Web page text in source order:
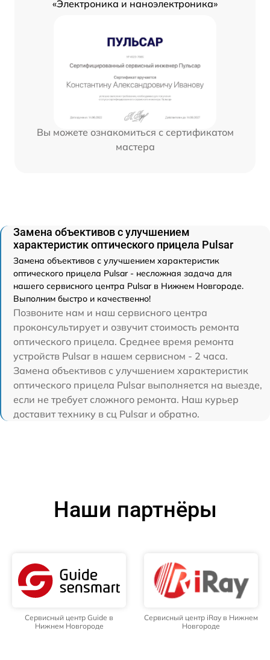
«Электроника и наноэлектроника»
Вы можете ознакомиться с сертификатом
мастера
Замена объективов с улучшением
характеристик оптического прицела Pulsar
Замена объективов с улучшением характеристик
оптического прицела Pulsar - несложная задача для
нашего сервисного центра Pulsar в Нижнем Новгороде.
Выполним быстро и качественно!
Позвоните нам и наш сервисного центра
проконсультирует и озвучит стоимость ремонта
оптического прицела. Среднее время ремонта
устройств Pulsar в нашем сервисном - 2 часа.
Замена объективов с улучшением характеристик
оптического прицела Pulsar выполняется на выезде,
если не требует сложного ремонта. Наш курьер
доставит технику в сц Pulsar и обратно.
Наши партнёры
Сервисный центр Guide в
Нижнем Новгороде
Сервисный центр iRay в Нижнем
Новгороде